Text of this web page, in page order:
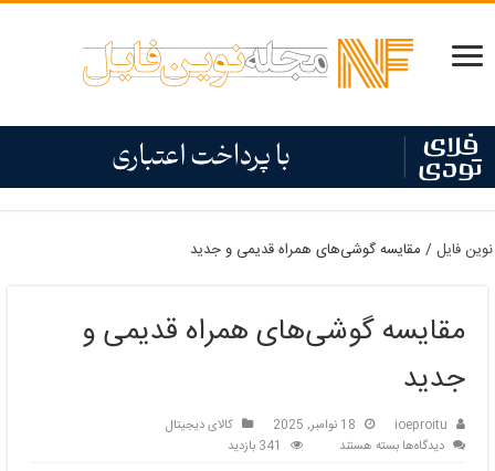
نوین فایل/ مقایسه گوشی‌های همراه قدیمی و جدید
مقایسه گوشی‌های همراه قدیمی و
جدید
ioeproitu 18 نوامبر, 2025
کالای دیجیتال
دیدگاه‌هابرای
بسته هستند 341 بازدید